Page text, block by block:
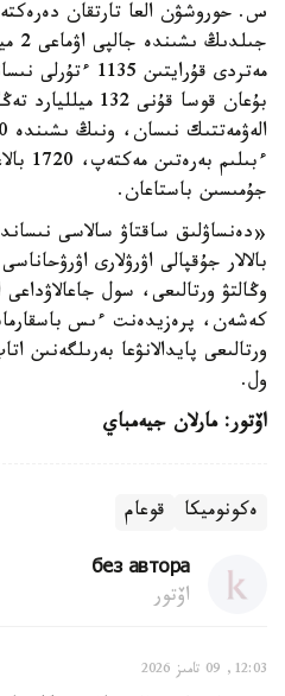
س. حوروشۋن العا تارتقان
مەتردى قۇرايتىن
جۇمىسىن باستاعان.
بالالار جۇقپالى اۋرۋلارى
وڭالتۋ ورتالىعى، سول جاعالاۋداعى
كەشەن، پرەزيدەنت ءىس
ورتالىعى پايدالانۋعا
ول.
اۆتور: مارلان جيەمباي
ەكونوميكا قوعام
без автора
اۆتور
12:03, 09 تامىز 2026